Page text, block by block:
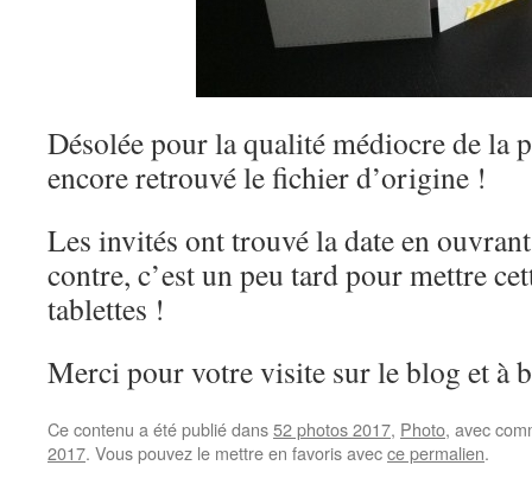
Désolée pour la qualité médiocre de la
encore retrouvé le fichier d’origine !
Les invités ont trouvé la date en
contre, c’est un peu tard pour mettre
tablettes !
Merci pour votre visite sur le blog et à
Ce contenu a été publié dans52 photos 2017, Photo, avec
2017. Vous pouvez le mettre en favoris avecce permalien.